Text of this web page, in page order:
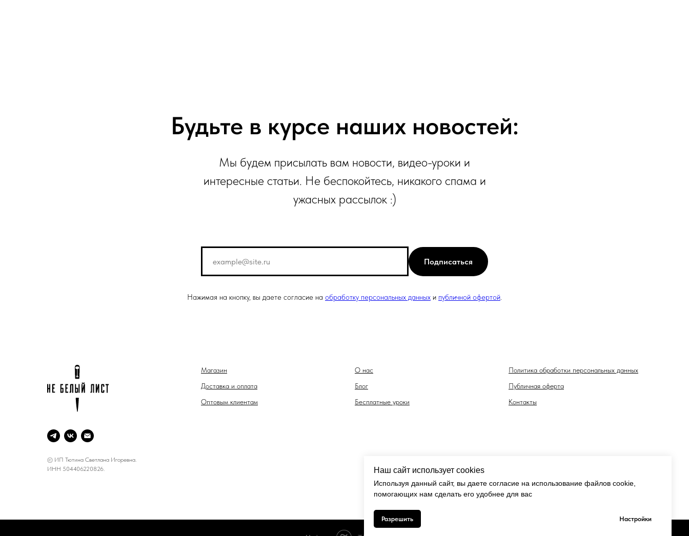
Наш сайт использует cookies
Используя данный сайт, вы даете согласие на использование файлов cookie,
помогающих нам сделать его удобнее для вас
Разрешить Настройки
Будьте в курсе наших новостей:
Мы будем присылать вам новости, видео-уроки и
интересные статьи. Не беспокойтесь, никакого спама и
ужасных рассылок :)
Подписаться
Нажимая на кнопку, вы даете согласие на обработку персональных данных и публичной офертой.
© ИП Тютина Светлана Игоревна.
ИНН 504406220826.
Магазин
Доставка и оплата
Оптовым клиентам
О нас
Блог
Бесплатные уроки
Политика обработки персональных данных
Публичная оферта
Контакты